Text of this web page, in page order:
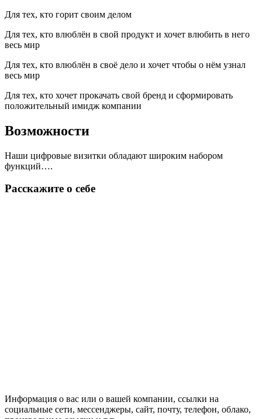
Для тех, кто горит своим делом
Для тех, кто влюблён в свой продукт и хочет влюбить в него
весь мир
Для тех, кто влюблён в своё дело и хочет чтобы о нём узнал
весь мир
Для тех, кто хочет прокачать свой бренд и сформировать
положительный имидж компании
Возможности
Наши цифровые визитки обладают широким набором
функций….
Расскажите о себе
Информация о вас или о вашей компании, ссылки на
социальные сети, мессенджеры, сайт, почту, телефон, облако,